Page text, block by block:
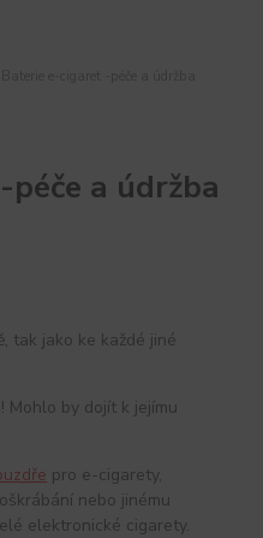
a údržba
jako ke každé jiné
by dojít k jejímu
pro e-cigarety,
nebo jinému
elektronické cigarety.